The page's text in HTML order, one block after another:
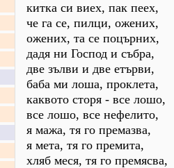
китка си виех, пак пеех,
че га се, пилци, ожених,
ожених, та се поцърних,
дадя ни Господ и събра,
две зълви и две етърви,
баба ми лоша, проклета,
каквото сторя - все лошо,
все лошо, все нефелито,
я мажа, тя го премазва,
я мета, тя го премита,
хляб меся, тя го премясва,